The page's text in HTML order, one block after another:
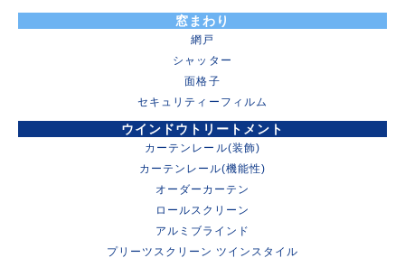
窓まわり
網戸
シャッター
面格子
セキュリティーフィルム
ウインドウトリートメント
カーテンレール(装飾)
カーテンレール(機能性)
オーダーカーテン
ロールスクリーン
アルミブラインド
プリーツスクリーン ツインスタイル